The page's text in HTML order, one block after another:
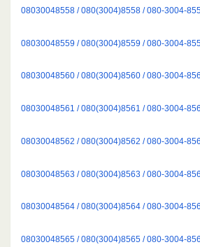
08030048558 / 080(3004)8558 / 080-3004-
08030048559 / 080(3004)8559 / 080-3004-
08030048560 / 080(3004)8560 / 080-3004-
08030048561 / 080(3004)8561 / 080-3004-
08030048562 / 080(3004)8562 / 080-3004-
08030048563 / 080(3004)8563 / 080-3004-
08030048564 / 080(3004)8564 / 080-3004-
08030048565 / 080(3004)8565 / 080-3004-